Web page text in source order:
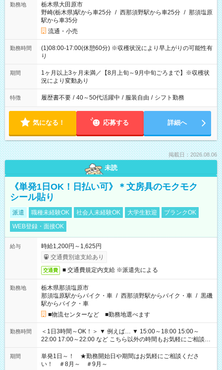
勤務地
栃木県大田原市
野崎(栃木県)駅から車25分 / 西那須野駅から車25分 / 那須塩原
駅から車35分
流通・小売
勤務時間
(1)08:00-17:00(休憩60分) ※収穫状況により早上がりの可能性有
り
期間
1ヶ月以上3ヶ月未満／【8月上旬～9月中旬ごろまで】※収穫状
況により変動あり
特徴 履歴書不要 / 40～50代活躍中 / 服装自由 / シフト勤務
気になる！ 応募する 詳細へ
掲載日：2026.08.06
未読
《単発1日OK！日払い可》＊文房具のモクモク
シール貼り
派遣 職種未経験OK 社会人未経験OK 大学生歓迎
ブランクOK
WEB登録・面接OK
給与
時給1,200円～1,625円
交通費別途支給あり
交通費 ■ 交通費規定内支給 ※派遣先による
勤務地
栃木県那須塩原市
那須塩原駅からバイク・車 / 西那須野駅からバイク・車 / 黒磯
駅からバイク・車
■物流センターなど ■勤務地選べます
勤務時間
＜1日3時間～OK！＞ ▼ 例えば… ▼ 15:00～18:00 15:00～
22:00 17:00～22:00 など こちら以外の時間もお気軽にご相談く
ださい！
期間
単発1日～！ ★勤務開始日や期間はお気軽にご相談くださ
い！ ＃8月～ ＃9月～